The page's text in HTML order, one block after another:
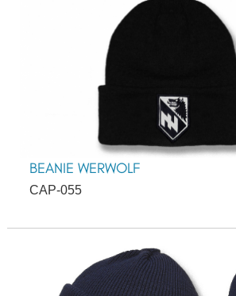
BEANIE WERWOLF
CAP-055